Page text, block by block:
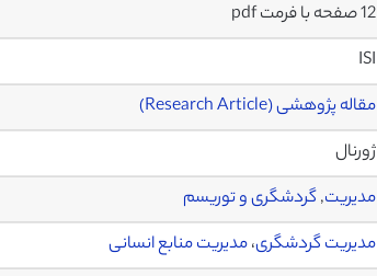
12 صفحه با فرمت pdf
ISI
مقاله پژوهشی (Research Article)
ژورنال
مدیریت,گردشگری و توریسم
مدیریت گردشگری،مدیریت منابع انسانی